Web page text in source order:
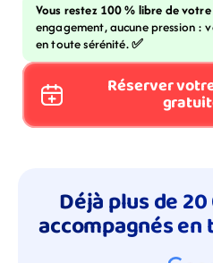
Vous restez 100 % libre de
engagement, aucune pression :
en toute sérénité. ✅
Réserver
Déjà plus de
accompagnés